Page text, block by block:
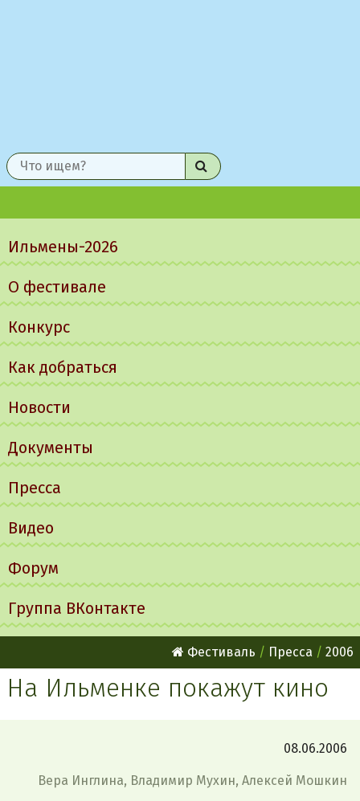
Найти
меню
Ильмены-2026
О фестивале
Конкурс
Как добраться
Новости
Документы
Пресса
Видео
Форум
Группа ВКонтакте
Фестиваль Пресса 2006
На Ильменке покажут кино
08.06.2006
Вера Инглина, Владимир Мухин, Алексей Мошкин